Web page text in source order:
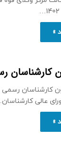
»
کارشناسان
»